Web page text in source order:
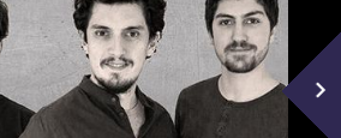
navigate_next